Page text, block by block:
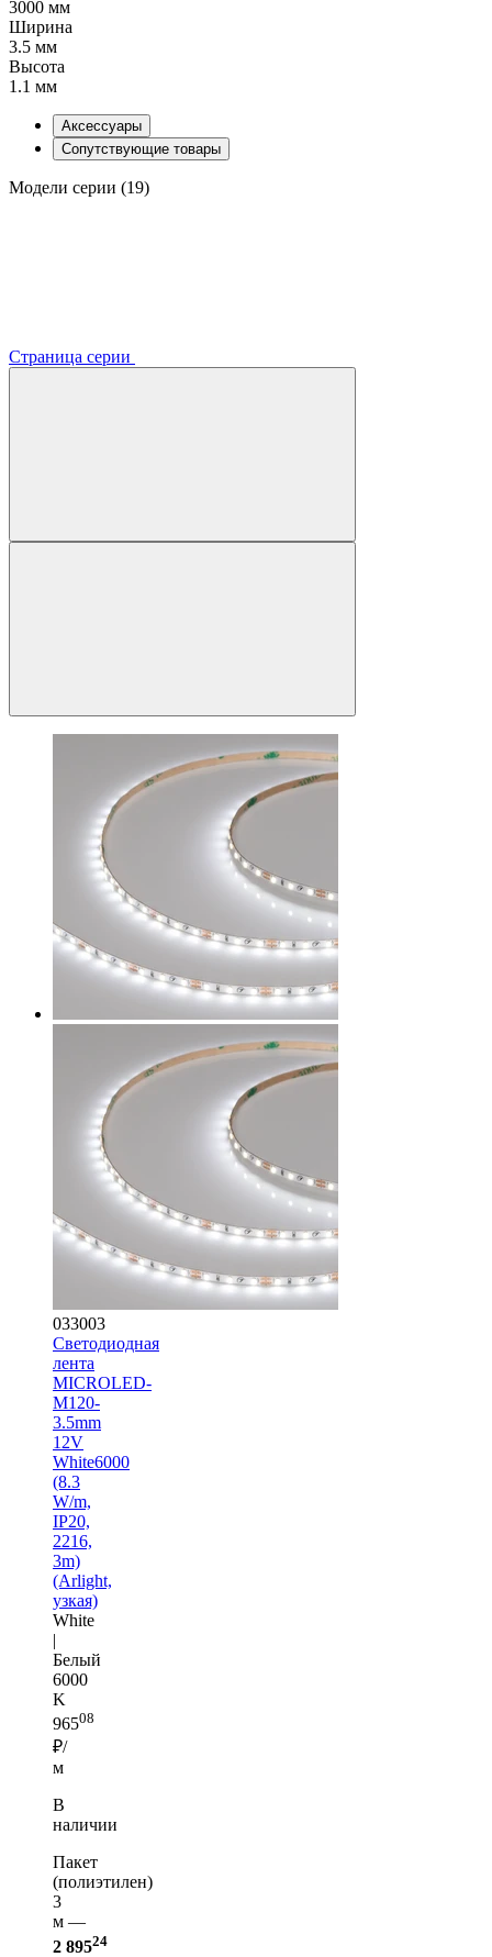
3000 мм
Ширина
3.5 мм
Высота
1.1 мм
Аксессуары
Сопутствующие товары
Модели серии (19)
Страница серии
033003
Светодиодная
лента
MICROLED-
M120-
3.5mm
12V
White6000
(8.3
W/m,
IP20,
2216,
3m)
(Arlight,
узкая)
White
|
Белый
6000
K
96508
₽/
м
В
наличии
Пакет
(полиэтилен)
3
м —
2 89524